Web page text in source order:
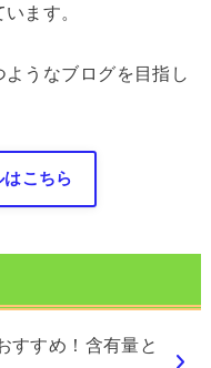
ます。
うなブログを目指し
こちら
すすめ！含有量と